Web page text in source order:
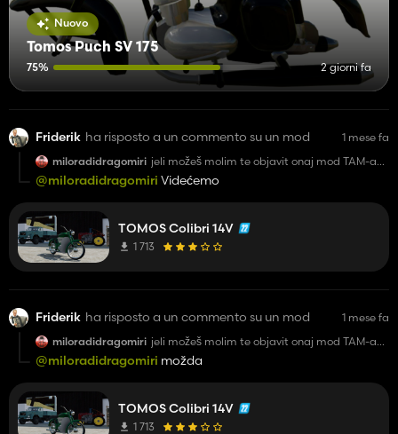
Nuovo
Tomos Puch SV 175
75% 2 giorni fa
Friderik ha risposto a un commento su un mod
1 mese fa
miloradidragomiri jeli možeš molim te objavit onaj mod TAM-a
5500 iz pozadine
@miloradidragomiri Videćemo
TOMOS Colibri 14V
1 713
Friderik ha risposto a un commento su un mod
1 mese fa
miloradidragomiri jeli možeš molim te objavit onaj mod TAM-a
5500 iz pozadine
@miloradidragomiri možda
TOMOS Colibri 14V
1 713